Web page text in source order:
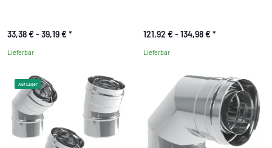
33,38 € -39,19 € *
Lieferbar
121,92 € -134,98 € *
Lieferbar
Auf Lager